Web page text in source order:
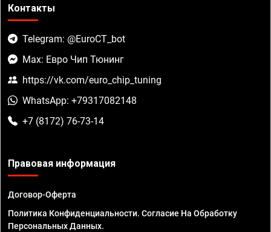
Контакты
Telegram: @EuroCT_bot
Max: Евро Чип Тюнинг
https://vk.com/euro_chip_tuning
WhatsApp: +79317082148
+7 (8172) 76-73-14
Правовая информация
Договор-Оферта
Политика Конфиденциальности. Согласие На Обработку
Персональных Данных.